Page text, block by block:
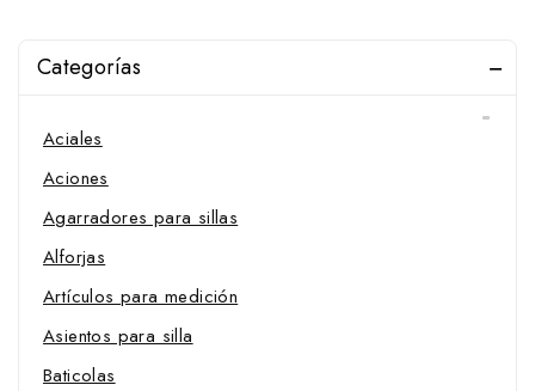
Categorías
Caballo
Aciales
Aciones
Agarradores para sillas
Alforjas
Artículos para medición
Asientos para silla
Baticolas